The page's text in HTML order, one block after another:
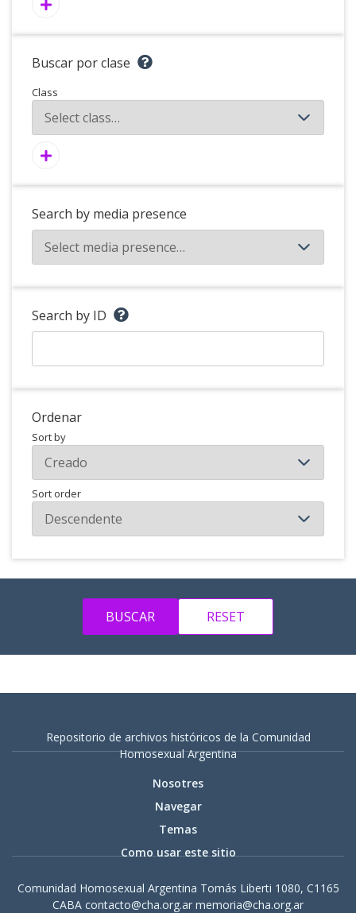
Buscar por clase
Class
Search by media presence
Search by ID
Ordenar
Sort by
Sort order
Repositorio de archivos históricos de la Comunidad
Homosexual Argentina
Nosotres
Navegar
Temas
Como usar este sitio
Comunidad Homosexual Argentina Tomás Liberti 1080, C1165
CABA contacto@cha.org.ar memoria@cha.org.ar